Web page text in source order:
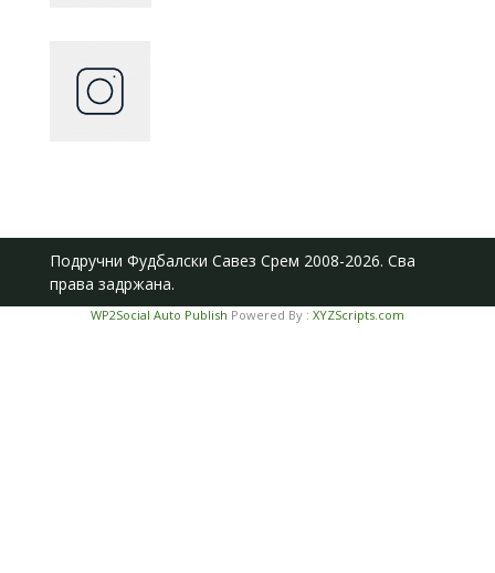
Подручни Фудбалски Савез Срем 2008-2026. Сва
права задржана.
WP2Social Auto Publish Powered By : XYZScripts.com